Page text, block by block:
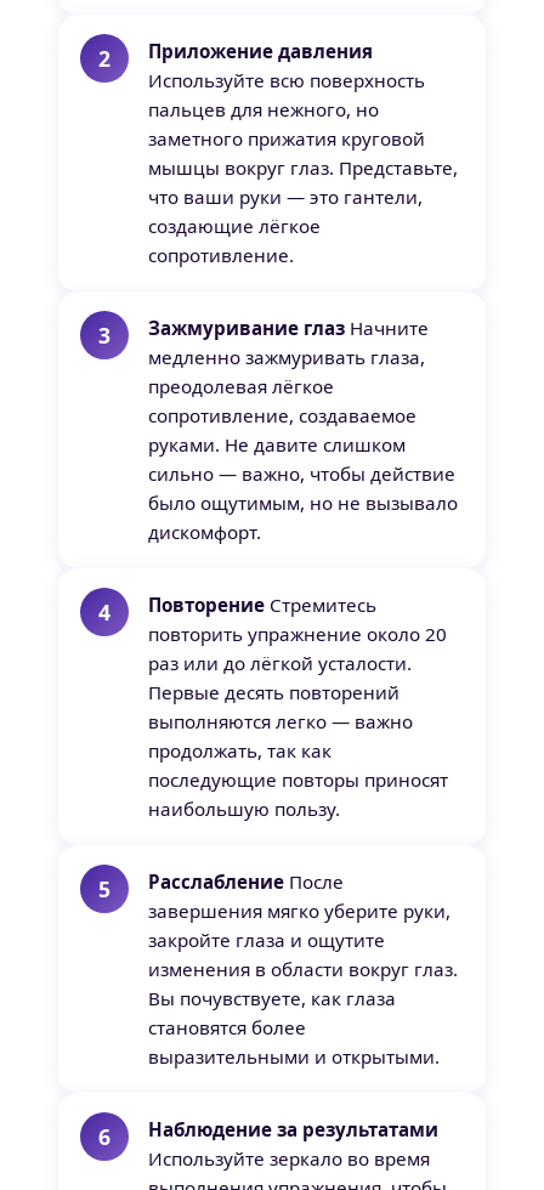
Приложение давления
Используйте всю поверхность
пальцев для нежного, но
заметного прижатия круговой
мышцы вокруг глаз. Представьте,
что ваши руки — это гантели,
создающие лёгкое
сопротивление.
Зажмуривание глаз Начните
медленно зажмуривать глаза,
преодолевая лёгкое
сопротивление, создаваемое
руками. Не давите слишком
сильно — важно, чтобы действие
было ощутимым, но не вызывало
дискомфорт.
Повторение Стремитесь
повторить упражнение около 20
раз или до лёгкой усталости.
Первые десять повторений
выполняются легко — важно
продолжать, так как
последующие повторы приносят
наибольшую пользу.
Расслабление После
завершения мягко уберите руки,
закройте глаза и ощутите
изменения в области вокруг глаз.
Вы почувствуете, как глаза
становятся более
выразительными и открытыми.
Наблюдение за результатами
Используйте зеркало во время